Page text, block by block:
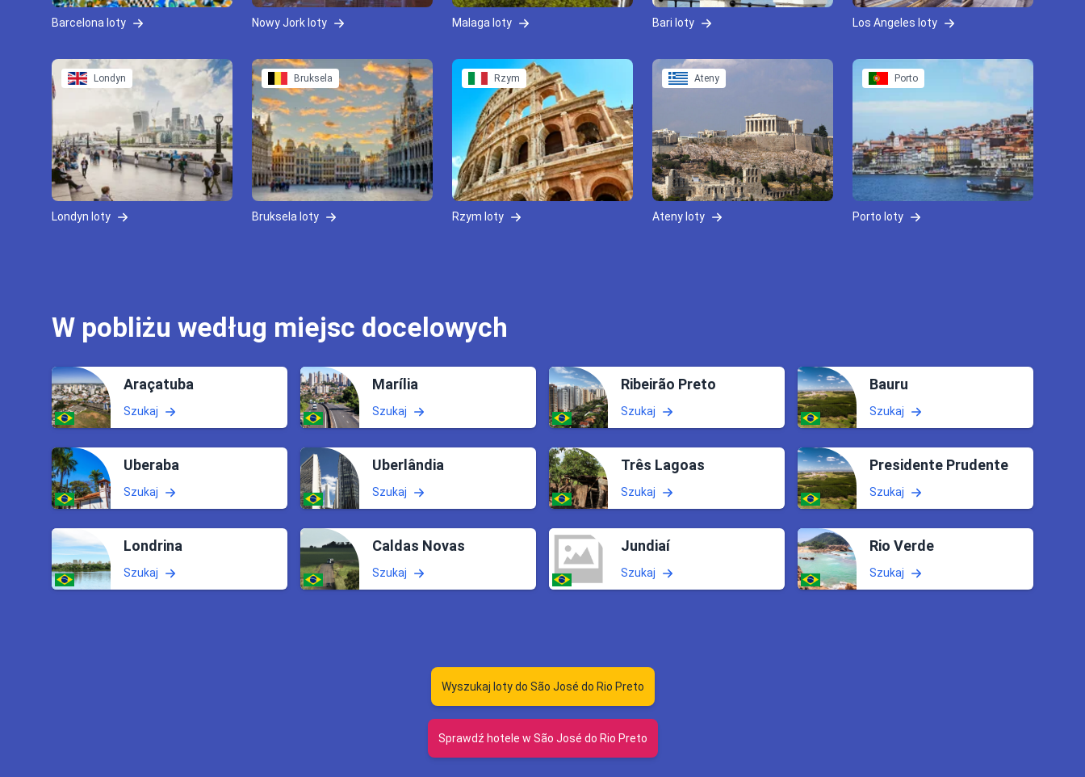
Barcelona loty Nowy Jork loty Malaga loty Bari loty Los Angeles loty
Londyn
Londyn loty
Bruksela
Bruksela loty
Rzym
Rzym loty
Ateny
Ateny loty
Porto
Porto loty
W pobliżu według miejsc docelowych
Araçatuba
Szukaj
Marília
Szukaj
Ribeirão Preto
Szukaj
Bauru
Szukaj
Uberaba
Szukaj
Uberlândia
Szukaj
Três Lagoas
Szukaj
Presidente Prudente
Szukaj
Londrina
Szukaj
Caldas Novas
Szukaj
Jundiaí
Szukaj
Rio Verde
Szukaj
Wyszukaj loty do São José do Rio Preto
Sprawdź hotele w São José do Rio Preto